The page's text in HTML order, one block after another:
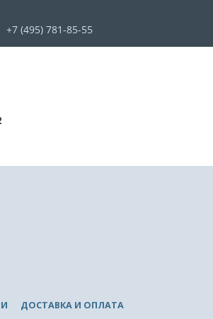
+7 (495) 781-85-55
ДОСТАВКА И ОПЛАТА